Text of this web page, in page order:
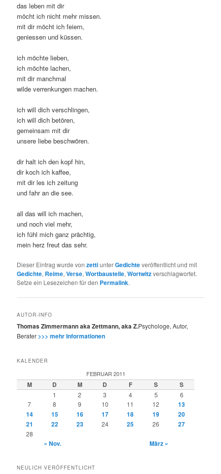
das leben mit dir
möcht ich nicht mehr missen.
mit dir möcht ich feiern,
geniessen und küssen.
ich möchte lieben,
ich möchte lachen,
mit dir manchmal
wilde verrenkungen machen.
ich will dich verschlingen,
ich will dich betören,
gemeinsam mit dir
unsere liebe beschwören.
dir halt ich den kopf hin,
dir koch ich kaffee,
mit dir les ich zeitung
und fahr an die see.
all das will ich machen,
und noch viel mehr,
ich fühl mich ganz prächtig,
mein herz freut das sehr.
Dieser Eintrag wurde vonzettiunterGedichteveröffentlicht und mit
Gedichte, Reime,Verse,Wortbaustelle,Wortwitzverschlagwortet.
Setze ein Lesezeichen für den Permalink.
AUTOR-INFO
Thomas Zimmermann aka Zettmann, aka Z.Psychologe, Autor,
Berater >>> mehr Informationen
KALENDER
FEBRUAR 2011
M D M D F S S
1 2 3 4 5
6
7
8 9 10 11 12
13
14
15 16 17 18 19
20
21
22 23 24 25 26 27
28
« Nov. März »
NEULICH VERÖFFENTLICHT